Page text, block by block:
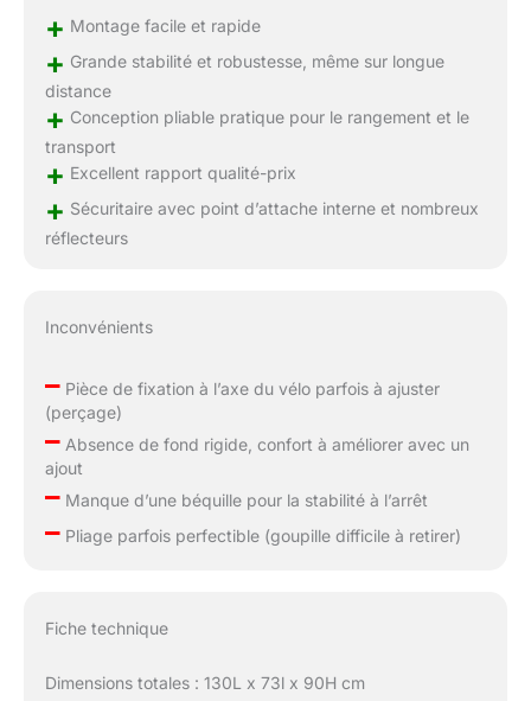
+ Montage facile et rapide
+ Grande stabilité et robustesse, même sur longue
distance
+ Conception pliable pratique pour le rangement et le
transport
+ Excellent rapport qualité-prix
+ Sécuritaire avec point d’attache interne et nombreux
réflecteurs
Inconvénients
–Pièce de fixation à l’axe du vélo parfois à ajuster
(perçage)
–Absence de fond rigide, confort à améliorer avec un
ajout
–Manque d’une béquille pour la stabilité à l’arrêt
–Pliage parfois perfectible (goupille difficile à retirer)
Fiche technique
Dimensions totales : 130L x 73l x 90H cm